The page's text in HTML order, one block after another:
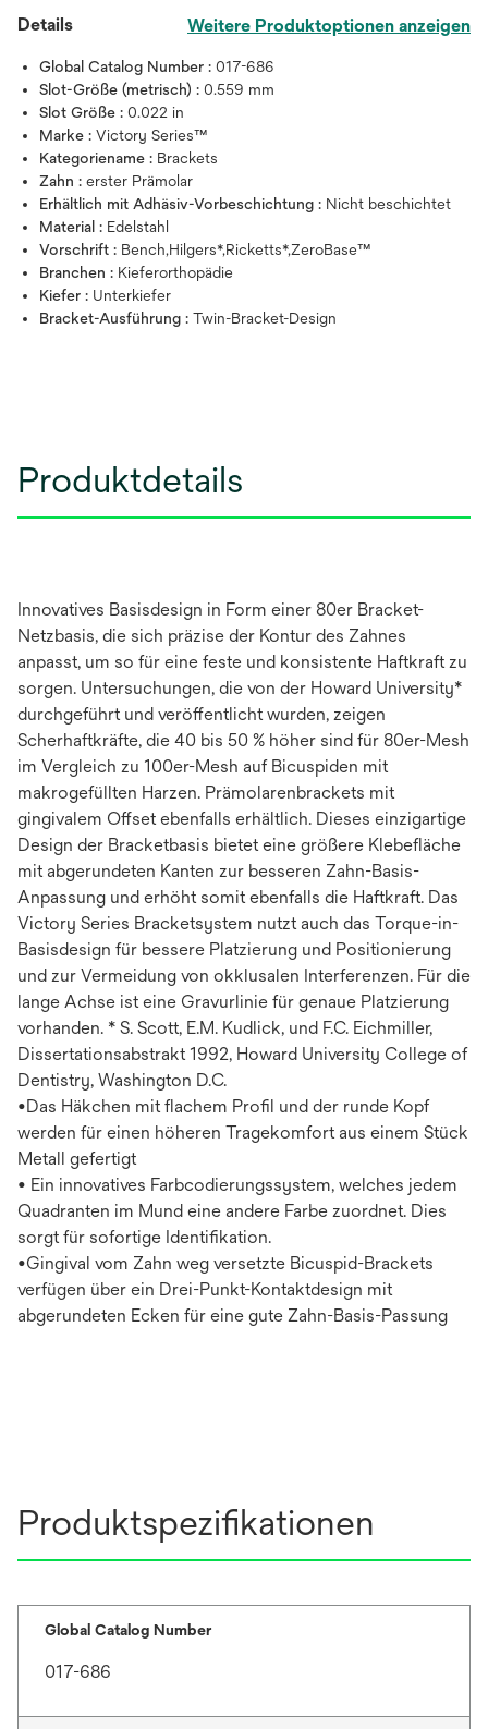
Details Weitere Produktoptionen anzeigen
Global Catalog Number : 017-686
Slot-Größe (metrisch) : 0.559 mm
Slot Größe : 0.022 in
Marke : Victory Series™
Kategoriename : Brackets
Zahn : erster Prämolar
Erhältlich mit Adhäsiv-Vorbeschichtung : Nicht beschichtet
Material : Edelstahl
Vorschrift : Bench,Hilgers*,Ricketts*,ZeroBase™
Branchen : Kieferorthopädie
Kiefer : Unterkiefer
Bracket-Ausführung : Twin-Bracket-Design
Produktdetails
Innovatives Basisdesign in Form einer 80er Bracket-
Netzbasis, die sich präzise der Kontur des Zahnes
anpasst, um so für eine feste und konsistente Haftkraft zu
sorgen. Untersuchungen, die von der Howard University*
durchgeführt und veröffentlicht wurden, zeigen
Scherhaftkräfte, die 40 bis 50 % höher sind für 80er-Mesh
im Vergleich zu 100er-Mesh auf Bicuspiden mit
makrogefüllten Harzen. Prämolarenbrackets mit
gingivalem Offset ebenfalls erhältlich. Dieses einzigartige
Design der Bracketbasis bietet eine größere Klebefläche
mit abgerundeten Kanten zur besseren Zahn-Basis-
Anpassung und erhöht somit ebenfalls die Haftkraft. Das
Victory Series Bracketsystem nutzt auch das Torque-in-
Basisdesign für bessere Platzierung und Positionierung
und zur Vermeidung von okklusalen Interferenzen. Für die
lange Achse ist eine Gravurlinie für genaue Platzierung
vorhanden. * S. Scott, E.M. Kudlick, und F.C. Eichmiller,
Dissertationsabstrakt 1992, Howard University College of
Dentistry, Washington D.C.
•Das Häkchen mit flachem Profil und der runde Kopf
werden für einen höheren Tragekomfort aus einem Stück
Metall gefertigt
• Ein innovatives Farbcodierungssystem, welches jedem
Quadranten im Mund eine andere Farbe zuordnet. Dies
sorgt für sofortige Identifikation.
•Gingival vom Zahn weg versetzte Bicuspid-Brackets
verfügen über ein Drei-Punkt-Kontaktdesign mit
abgerundeten Ecken für eine gute Zahn-Basis-Passung
Produktspezifikationen
Global Catalog Number
017-686